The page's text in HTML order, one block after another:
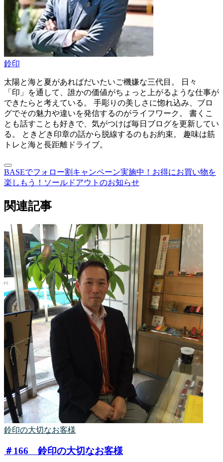
鈴印
太陽と海と夏があればだいたいご機嫌な三代目。 日々
「印」を通して、誰かの価値がちょっと上がるような仕事が
できたらと考えている。 手彫りの美しさに惚れ込み、ブロ
グでその魅力や違いを発信するのがライフワーク。 書くこ
とも話すことも好きで、気がつけば毎日ブログを更新してい
る。 ときどき印章の話から脱線するのもお約束。 趣味は筋
トレと海と長距離ドライブ。
BASEでフォロー割キャンペーン実施中！お得にお買い物を
楽しもう！ ソールドアウトのお知らせ
関連記事
鈴印の大切なお客様
＃166 鈴印の大切なお客様